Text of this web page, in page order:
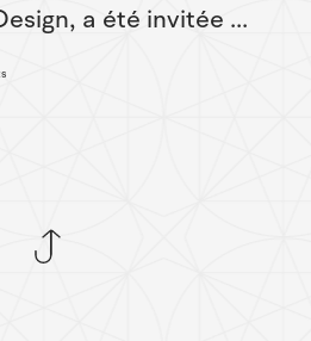
a été invitée ...